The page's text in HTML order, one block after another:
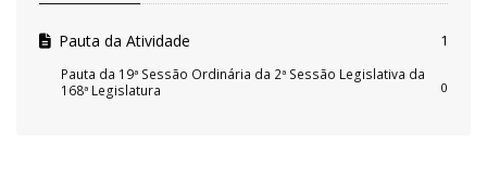
Pauta da Atividade 1
Pauta da 19ª Sessão Ordinária da 2ª Sessão Legislativa da
168ª Legislatura
0